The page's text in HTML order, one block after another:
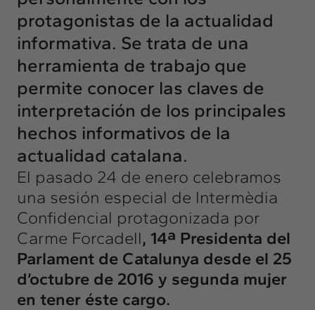
protagonistas de la actualidad
informativa. Se trata de una
herramienta de trabajo que
permite conocer las claves de
interpretación de los principales
hechos informativos de la
actualidad catalana.
El pasado 24 de enero celebramos
una sesión especial de Intermèdia
Confidencial protagonizada por
Carme Forcadell, 14ª Presidenta del
Parlament de Catalunya desde el 25
d’octubre de 2016 y segunda mujer
en tener éste cargo.